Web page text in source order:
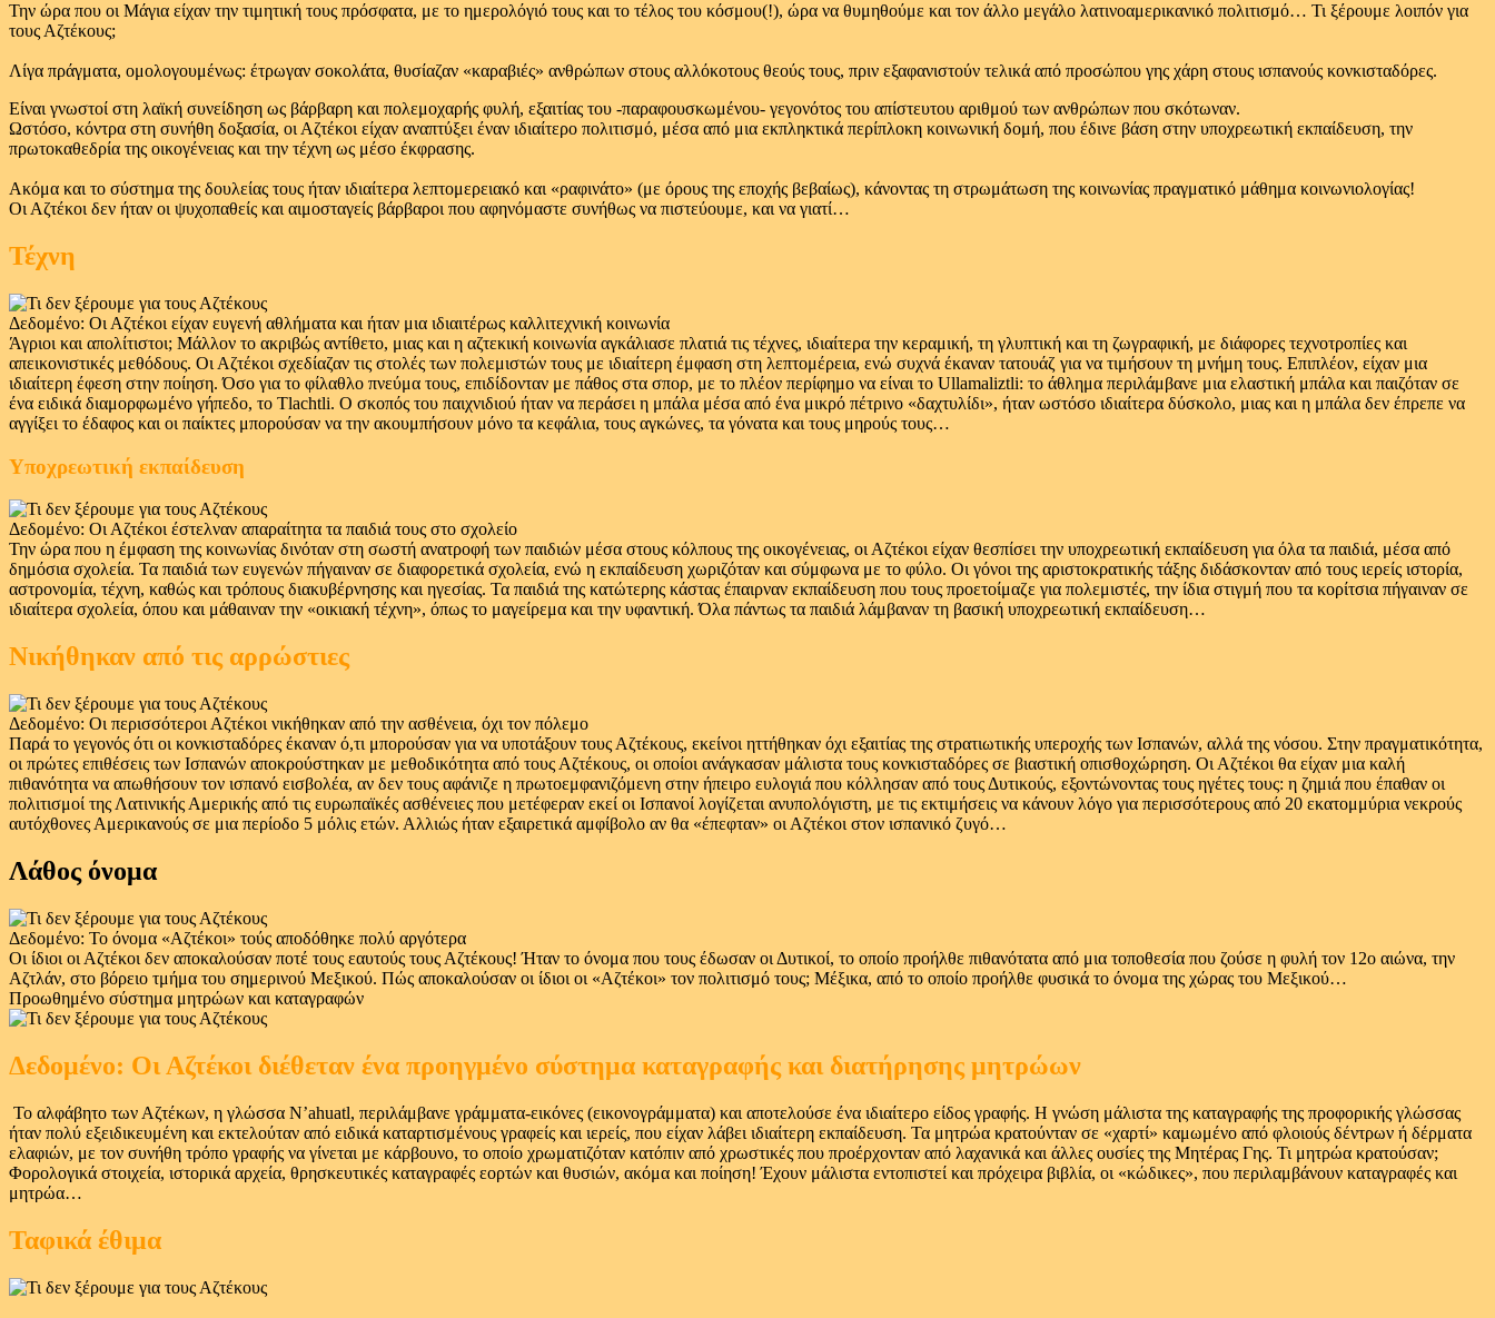
Την ώρα που οι Μάγια είχαν την τιμητική τους πρόσφατα, με το ημερολόγιό τους και το τέλος του κόσμου(!), ώρα να θυμηθούμε και τον άλλο μεγάλο λατινοαμερικανικό πολιτισμό… Τι ξέρουμε λοιπόν για
τους Αζτέκους;
Λίγα πράγματα, ομολογουμένως: έτρωγαν σοκολάτα, θυσίαζαν «καραβιές» ανθρώπων στους αλλόκοτους θεούς τους, πριν εξαφανιστούν τελικά από προσώπου γης χάρη στους ισπανούς κονκισταδόρες.
Είναι γνωστοί στη λαϊκή συνείδηση ως βάρβαρη και πολεμοχαρής φυλή, εξαιτίας του -παραφουσκωμένου- γεγονότος του απίστευτου αριθμού των ανθρώπων που σκότωναν.
Ωστόσο, κόντρα στη συνήθη δοξασία, οι Αζτέκοι είχαν αναπτύξει έναν ιδιαίτερο πολιτισμό, μέσα από μια εκπληκτικά περίπλοκη κοινωνική δομή, που έδινε βάση στην υποχρεωτική εκπαίδευση, την
πρωτοκαθεδρία της οικογένειας και την τέχνη ως μέσο έκφρασης.
Ακόμα και το σύστημα της δουλείας τους ήταν ιδιαίτερα λεπτομερειακό και «ραφινάτο» (με όρους της εποχής βεβαίως), κάνοντας τη στρωμάτωση της κοινωνίας πραγματικό μάθημα κοινωνιολογίας!
Οι Αζτέκοι δεν ήταν οι ψυχοπαθείς και αιμοσταγείς βάρβαροι που αφηνόμαστε συνήθως να πιστεύουμε, και να γιατί…
Τέχνη
Δεδομένο: Οι Αζτέκοι είχαν ευγενή αθλήματα και ήταν μια ιδιαιτέρως καλλιτεχνική κοινωνία
Άγριοι και απολίτιστοι; Μάλλον το ακριβώς αντίθετο, μιας και η αζτεκική κοινωνία αγκάλιασε πλατιά τις τέχνες, ιδιαίτερα την κεραμική, τη γλυπτική και τη ζωγραφική, με διάφορες τεχνοτροπίες και
απεικονιστικές μεθόδους. Οι Αζτέκοι σχεδίαζαν τις στολές των πολεμιστών τους με ιδιαίτερη έμφαση στη λεπτομέρεια, ενώ συχνά έκαναν τατουάζ για να τιμήσουν τη μνήμη τους. Επιπλέον, είχαν μια
ιδιαίτερη έφεση στην ποίηση. Όσο για το φίλαθλο πνεύμα τους, επιδίδονταν με πάθος στα σπορ, με το πλέον περίφημο να είναι το Ullamaliztli: το άθλημα περιλάμβανε μια ελαστική μπάλα και παιζόταν σε
ένα ειδικά διαμορφωμένο γήπεδο, το Tlachtli. Ο σκοπός του παιχνιδιού ήταν να περάσει η μπάλα μέσα από ένα μικρό πέτρινο «δαχτυλίδι», ήταν ωστόσο ιδιαίτερα δύσκολο, μιας και η μπάλα δεν έπρεπε να
αγγίξει το έδαφος και οι παίκτες μπορούσαν να την ακουμπήσουν μόνο τα κεφάλια, τους αγκώνες, τα γόνατα και τους μηρούς τους…
Υποχρεωτική εκπαίδευση
Δεδομένο: Οι Αζτέκοι έστελναν απαραίτητα τα παιδιά τους στο σχολείο
Την ώρα που η έμφαση της κοινωνίας δινόταν στη σωστή ανατροφή των παιδιών μέσα στους κόλπους της οικογένειας, οι Αζτέκοι είχαν θεσπίσει την υποχρεωτική εκπαίδευση για όλα τα παιδιά, μέσα από
δημόσια σχολεία. Τα παιδιά των ευγενών πήγαιναν σε διαφορετικά σχολεία, ενώ η εκπαίδευση χωριζόταν και σύμφωνα με το φύλο. Οι γόνοι της αριστοκρατικής τάξης διδάσκονταν από τους ιερείς ιστορία,
αστρονομία, τέχνη, καθώς και τρόπους διακυβέρνησης και ηγεσίας. Τα παιδιά της κατώτερης κάστας έπαιρναν εκπαίδευση που τους προετοίμαζε για πολεμιστές, την ίδια στιγμή που τα κορίτσια πήγαιναν σε
ιδιαίτερα σχολεία, όπου και μάθαιναν την «οικιακή τέχνη», όπως το μαγείρεμα και την υφαντική. Όλα πάντως τα παιδιά λάμβαναν τη βασική υποχρεωτική εκπαίδευση…
Νικήθηκαν από τις αρρώστιες
Δεδομένο: Οι περισσότεροι Αζτέκοι νικήθηκαν από την ασθένεια, όχι τον πόλεμο
Παρά το γεγονός ότι οι κονκισταδόρες έκαναν ό,τι μπορούσαν για να υποτάξουν τους Αζτέκους, εκείνοι ηττήθηκαν όχι εξαιτίας της στρατιωτικής υπεροχής των Ισπανών, αλλά της νόσου. Στην πραγματικότητα,
οι πρώτες επιθέσεις των Ισπανών αποκρούστηκαν με μεθοδικότητα από τους Αζτέκους, οι οποίοι ανάγκασαν μάλιστα τους κονκισταδόρες σε βιαστική οπισθοχώρηση. Οι Αζτέκοι θα είχαν μια καλή
πιθανότητα να απωθήσουν τον ισπανό εισβολέα, αν δεν τους αφάνιζε η πρωτοεμφανιζόμενη στην ήπειρο ευλογιά που κόλλησαν από τους Δυτικούς, εξοντώνοντας τους ηγέτες τους: η ζημιά που έπαθαν οι
πολιτισμοί της Λατινικής Αμερικής από τις ευρωπαϊκές ασθένειες που μετέφεραν εκεί οι Ισπανοί λογίζεται ανυπολόγιστη, με τις εκτιμήσεις να κάνουν λόγο για περισσότερους από 20 εκατομμύρια νεκρούς
αυτόχθονες Αμερικανούς σε μια περίοδο 5 μόλις ετών. Αλλιώς ήταν εξαιρετικά αμφίβολο αν θα «έπεφταν» οι Αζτέκοι στον ισπανικό ζυγό…
Λάθος όνομα
Δεδομένο: Το όνομα «Αζτέκοι» τούς αποδόθηκε πολύ αργότερα
Οι ίδιοι οι Αζτέκοι δεν αποκαλούσαν ποτέ τους εαυτούς τους Αζτέκους! Ήταν το όνομα που τους έδωσαν οι Δυτικοί, το οποίο προήλθε πιθανότατα από μια τοποθεσία που ζούσε η φυλή τον 12ο αιώνα, την
Αζτλάν, στο βόρειο τμήμα του σημερινού Μεξικού. Πώς αποκαλούσαν οι ίδιοι οι «Αζτέκοι» τον πολιτισμό τους; Μέξικα, από το οποίο προήλθε φυσικά το όνομα της χώρας του Μεξικού…
Προωθημένο σύστημα μητρώων και καταγραφών
Δεδομένο: Οι Αζτέκοι διέθεταν ένα προηγμένο σύστημα καταγραφής και διατήρησης μητρώων
Το αλφάβητο των Αζτέκων, η γλώσσα N’ahuatl, περιλάμβανε γράμματα-εικόνες (εικονογράμματα) και αποτελούσε ένα ιδιαίτερο είδος γραφής. Η γνώση μάλιστα της καταγραφής της προφορικής γλώσσας
ήταν πολύ εξειδικευμένη και εκτελούταν από ειδικά καταρτισμένους γραφείς και ιερείς, που είχαν λάβει ιδιαίτερη εκπαίδευση. Τα μητρώα κρατούνταν σε «χαρτί» καμωμένο από φλοιούς δέντρων ή δέρματα
ελαφιών, με τον συνήθη τρόπο γραφής να γίνεται με κάρβουνο, το οποίο χρωματιζόταν κατόπιν από χρωστικές που προέρχονταν από λαχανικά και άλλες ουσίες της Μητέρας Γης. Τι μητρώα κρατούσαν;
Φορολογικά στοιχεία, ιστορικά αρχεία, θρησκευτικές καταγραφές εορτών και θυσιών, ακόμα και ποίηση! Έχουν μάλιστα εντοπιστεί και πρόχειρα βιβλία, οι «κώδικες», που περιλαμβάνουν καταγραφές και
μητρώα…
Ταφικά έθιμα